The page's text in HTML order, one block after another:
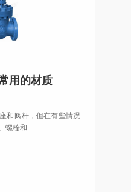
用的材质
和阀杆，但在有些情况
螺栓和..